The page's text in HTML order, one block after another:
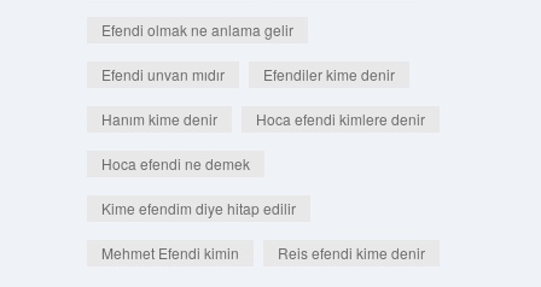
Efendi olmak ne anlama gelir
Efendi unvan mıdır Efendiler kime denir
Hanım kime denir Hoca efendi kimlere denir
Hoca efendi ne demek
Kime efendim diye hitap edilir
Mehmet Efendi kimin Reis efendi kime denir